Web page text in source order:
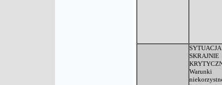
SYTUACJA
SKRAJNIE
Warunki